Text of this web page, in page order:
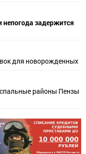
непогода задержится
для новорожденных
районы Пензы